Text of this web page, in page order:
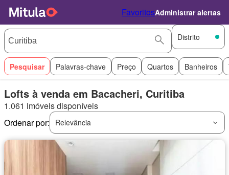
FavoritosAdministrar alertas
Distrito
Pesquisar Palavras-chave Preço Quartos Banheiros
Lofts à venda em Bacacheri, Curitiba
1.061 imóveis disponíveis
Ordenar por:
Relevância